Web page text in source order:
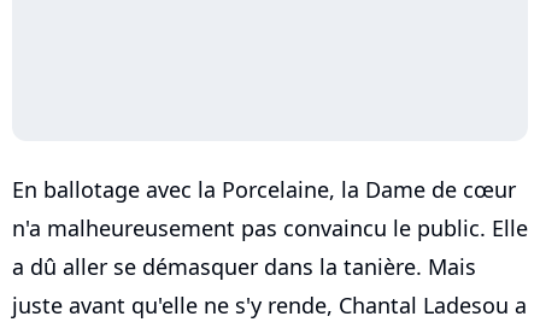
En ballotage avec la Porcelaine, la Dame de cœur
n'a malheureusement pas convaincu le public. Elle
a dû aller se démasquer dans la tanière. Mais
juste avant qu'elle ne s'y rende, Chantal Ladesou a